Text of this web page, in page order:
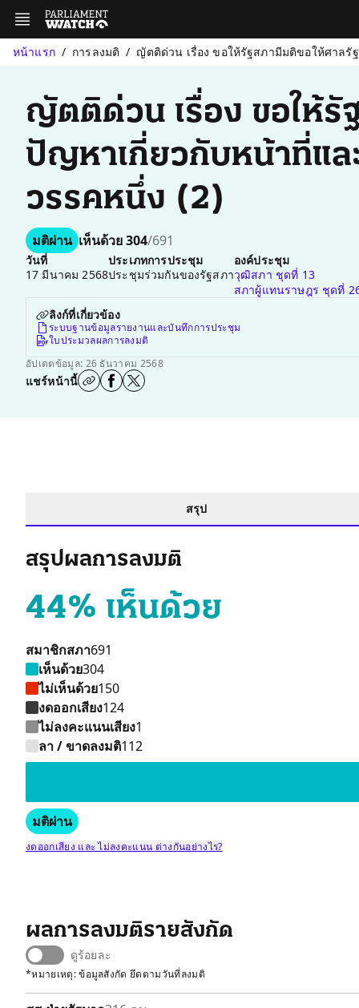
หน้าแรก การลงมติ ญัตติด่วน เรื่อง ขอให้รัฐสภามีมติขอให้ศาล
ญัตติด่วน เรื่อง ขอให้
ปัญหาเกี่ยวกับหน้าที่แล
วรรคหนึ่ง (2)
มติผ่าน เห็นด้วย 304/691
วันที่
17 มีนาคม 2568
ประเภทการประชุม
ประชุมร่วมกันของรัฐสภา
องค์ประชุม
วุฒิสภา ชุดที่ 13
สภาผู้แทนราษฎร ชุดที่
ลิงก์ที่เกี่ยวข้อง
ระบบฐานข้อมูลรายงานและบันทึกการประชุม
ใบประมวลผลการลงมติ
อัปเดตข้อมูล: 26 ธันวาคม 2568
แชร์หน้านี้
สรุป
สรุปผลการลงมติ
44% เห็นด้วย
สมาชิกสภา691
เห็นด้วย304
ไม่เห็นด้วย150
งดออกเสียง124
ไม่ลงคะแนนเสียง1
ลา / ขาดลงมติ112
มติผ่าน
งดออกเสียง และ ไม่ลงคะแนน ต่างกันอย่างไร?
ผลการลงมติรายสังกัด
ดูร้อยละ
*หมายเหตุ: ข้อมูลสังกัด ยึดตามวันที่ลงมติ